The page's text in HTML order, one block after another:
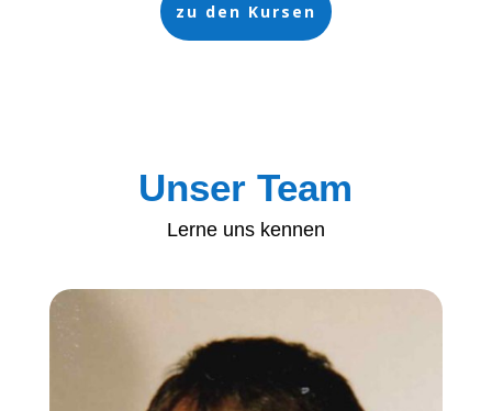
zu den Kursen
Unser Team
Lerne uns kennen